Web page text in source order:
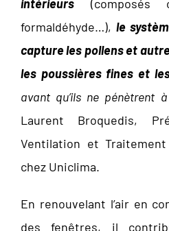
intérieurs(composés
formaldéhyde…), le
capture les pollens et
les poussières fines et
avant qu’ils ne pénètrent à
Laurent Broquedis,
Ventilation et
chez Uniclima.
En renouvelant l’air en
des fenêtres, il